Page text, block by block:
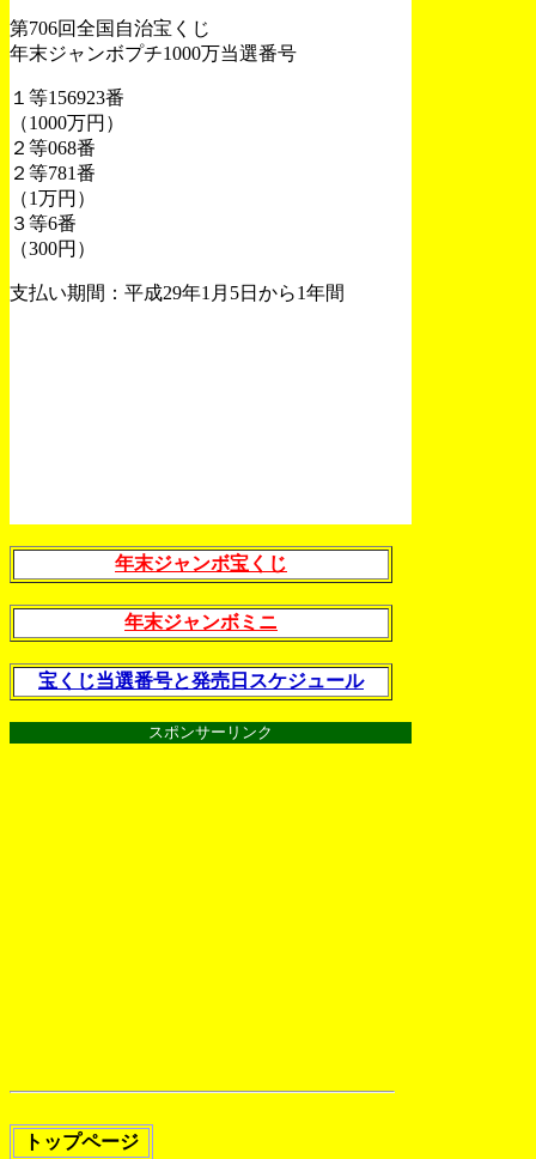
第706回全国自治宝くじ
年末ジャンボプチ1000万当選番号
１等156923番
（1000万円）
２等068番
２等781番
（1万円）
３等6番
（300円）
支払い期間：平成29年1月5日から1年間
年末ジャンボ宝くじ
年末ジャンボミニ
宝くじ当選番号と発売日スケジュール
スポンサーリンク
トップページ